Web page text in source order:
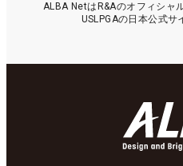
ALBA NetはR&Aのオフィシャ
USLPGAの日本公式サ